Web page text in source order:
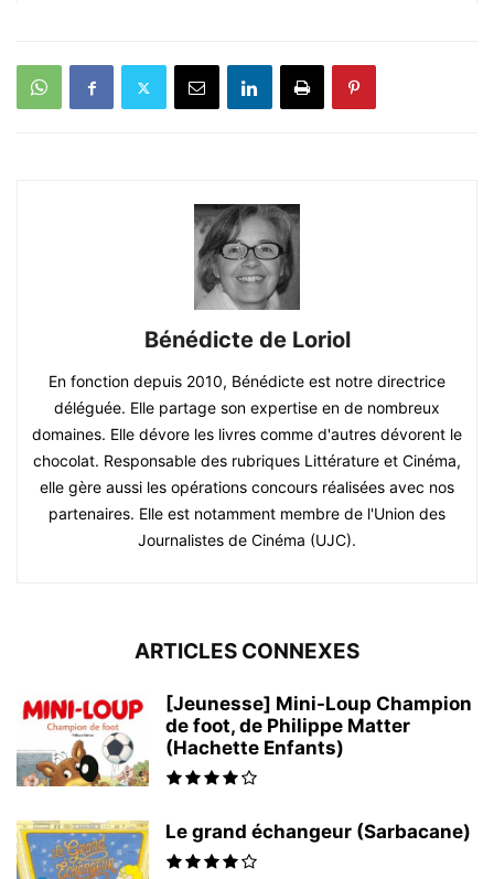
Bénédicte de Loriol
En fonction depuis 2010, Bénédicte est notre directrice
déléguée. Elle partage son expertise en de nombreux
domaines. Elle dévore les livres comme d'autres dévorent le
chocolat. Responsable des rubriques Littérature et Cinéma,
elle gère aussi les opérations concours réalisées avec nos
partenaires. Elle est notamment membre de l'Union des
Journalistes de Cinéma (UJC).
ARTICLES CONNEXES
[Jeunesse] Mini-Loup Champion
de foot, de Philippe Matter
(Hachette Enfants)
Le grand échangeur (Sarbacane)